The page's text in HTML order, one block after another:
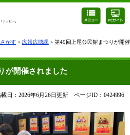
がす > 広報広聴課 > 第49回上尾公民館まつりが開催
が開催されました
日：2026年6月26日更新 ページID：0424996